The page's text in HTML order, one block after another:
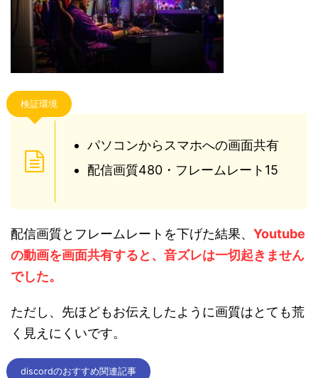
検証環境
パソコンからスマホへの画面共有
配信画質480・フレームレート15
配信画質とフレームレートを下げた結果、 Youtube
の動画を画面共有すると、音ズレは一切起きません
でした。
ただし、先ほどもお伝えしたように画質はとても荒
く見えにくいです。
discordのおすすめ関連記事